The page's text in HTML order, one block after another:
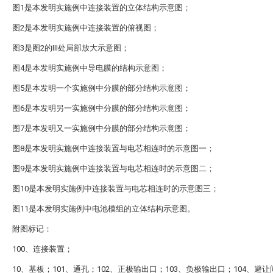
图1是本发明实施例中连接装置的立体结构示意图；
图2是本发明实施例中连接装置的俯视图；
图3是图2的III处局部放大示意图；
图4是本发明实施例中导电膜的结构示意图；
图5是本发明一个实施例中分膜的部分结构示意图；
图6是本发明另一实施例中分膜的部分结构示意图；
图7是本发明又一实施例中分膜的部分结构示意图；
图8是本发明实施例中连接装置与电芯相连时的示意图一；
图9是本发明实施例中连接装置与电芯相连时的示意图二；
图10是本发明实施例中连接装置与电芯相连时的示意图三；
图11是本发明实施例中电池模组的立体结构示意图。
附图标记：
100、连接装置；
10、基板；101、通孔；102、正极输出口；103、负极输出口；104、避让